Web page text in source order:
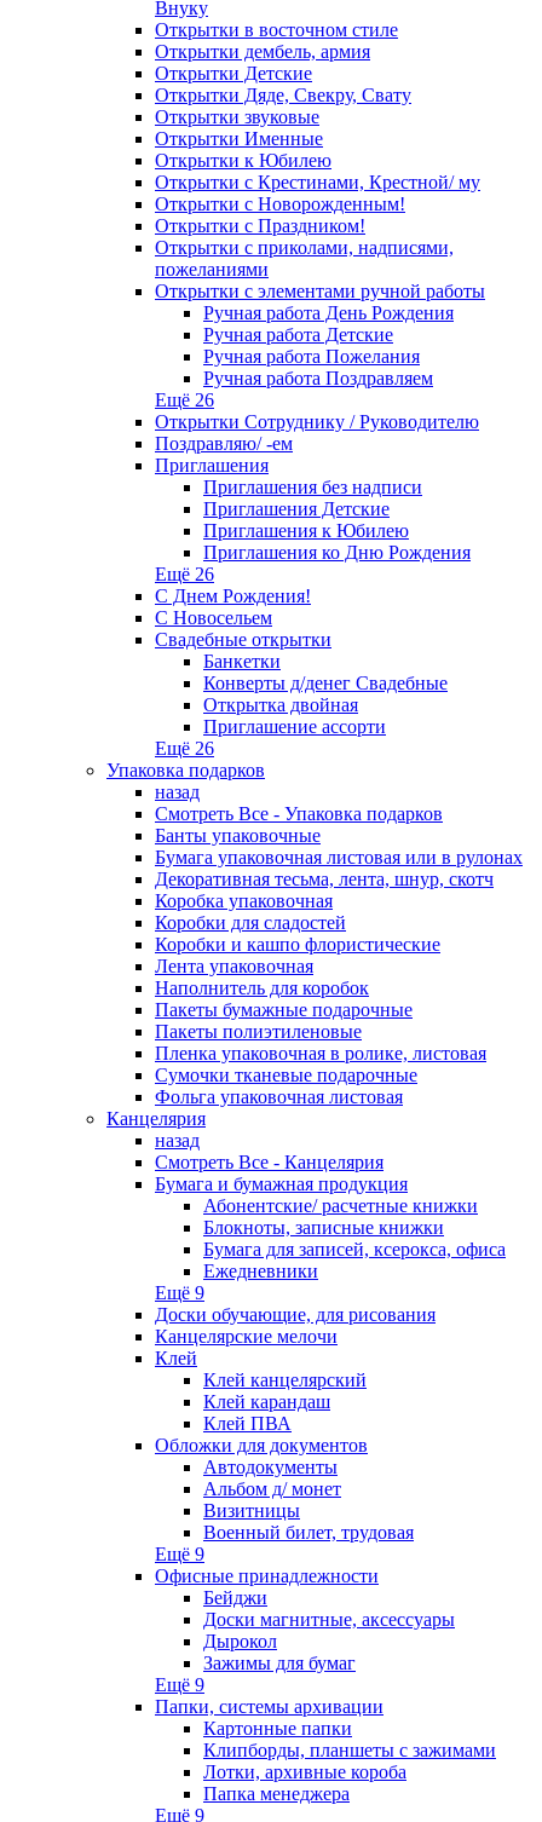
Внуку
Открытки в восточном стиле
Открытки дембель, армия
Открытки Детские
Открытки Дяде, Свекру, Свату
Открытки звуковые
Открытки Именные
Открытки к Юбилею
Открытки с Крестинами, Крестной/ му
Открытки с Новорожденным!
Открытки с Праздником!
Открытки с приколами, надписями,
пожеланиями
Открытки с элементами ручной работы
Ручная работа День Рождения
Ручная работа Детские
Ручная работа Пожелания
Ручная работа Поздравляем
Ещё 26
Открытки Сотруднику / Руководителю
Поздравляю/ -ем
Приглашения
Приглашения без надписи
Приглашения Детские
Приглашения к Юбилею
Приглашения ко Дню Рождения
Ещё 26
С Днем Рождения!
С Новосельем
Свадебные открытки
Банкетки
Конверты д/денег Свадебные
Открытка двойная
Приглашение ассорти
Ещё 26
Упаковка подарков
назад
Смотреть Все - Упаковка подарков
Банты упаковочные
Бумага упаковочная листовая или в рулонах
Декоративная тесьма, лента, шнур, скотч
Коробка упаковочная
Коробки для сладостей
Коробки и кашпо флористические
Лента упаковочная
Наполнитель для коробок
Пакеты бумажные подарочные
Пакеты полиэтиленовые
Пленка упаковочная в ролике, листовая
Сумочки тканевые подарочные
Фольга упаковочная листовая
Канцелярия
назад
Смотреть Все - Канцелярия
Бумага и бумажная продукция
Абонентские/ расчетные книжки
Блокноты, записные книжки
Бумага для записей, ксерокса, офиса
Ежедневники
Ещё 9
Доски обучающие, для рисования
Канцелярские мелочи
Клей
Клей канцелярский
Клей карандаш
Клей ПВА
Обложки для документов
Автодокументы
Альбом д/ монет
Визитницы
Военный билет, трудовая
Ещё 9
Офисные принадлежности
Бейджи
Доски магнитные, аксессуары
Дырокол
Зажимы для бумаг
Ещё 9
Папки, системы архивации
Картонные папки
Клипборды, планшеты с зажимами
Лотки, архивные короба
Папка менеджера
Ещё 9